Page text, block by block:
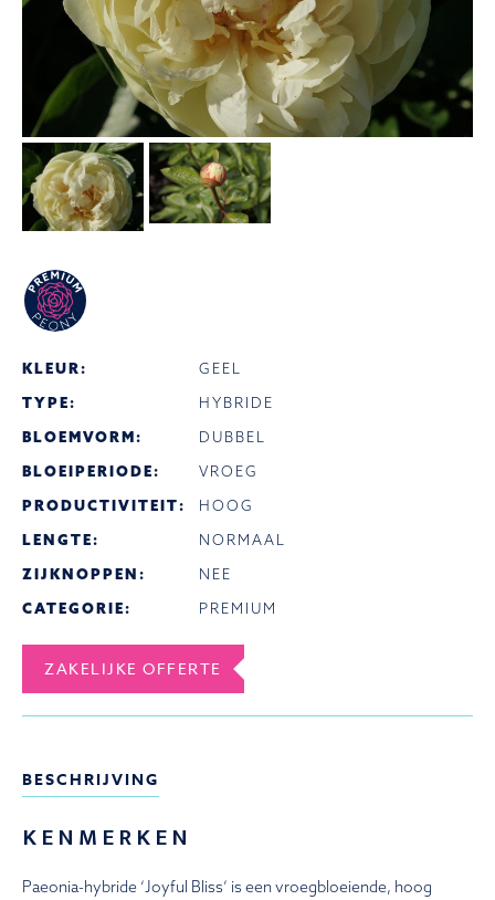
KLEUR:
GEEL
TYPE:
HYBRIDE
BLOEMVORM:
DUBBEL
BLOEIPERIODE:
VROEG
PRODUCTIVITEIT:
HOOG
LENGTE:
NORMAAL
ZIJKNOPPEN:
NEE
CATEGORIE:
PREMIUM
ZAKELIJKE OFFERTE
BESCHRIJVING
KENMERKEN
Paeonia-hybride ‘Joyful Bliss’ is een vroegbloeiende, hoog